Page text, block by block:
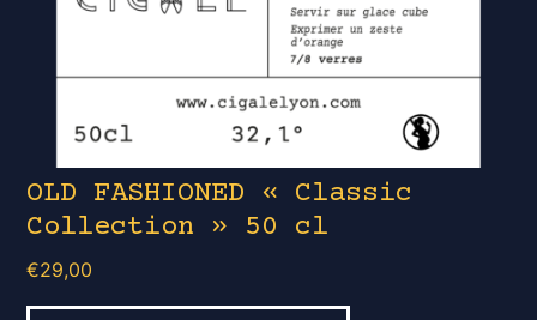
OLD FASHIONED « Classic
Collection » 50 cl
€29,00